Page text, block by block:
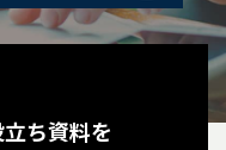
ち資料を